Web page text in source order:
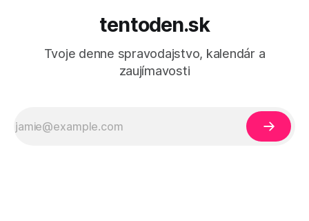
tentoden.sk
Tvoje denne spravodajstvo, kalendár a
zaujímavosti